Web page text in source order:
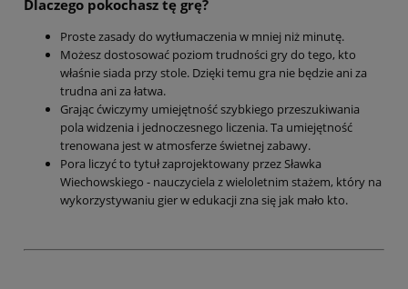
Dlaczego pokochasz tę grę?
Proste zasady do wytłumaczenia w mniej niż minutę.
Możesz dostosować poziom trudności gry do tego, kto
właśnie siada przy stole. Dzięki temu gra nie będzie ani za
trudna ani za łatwa.
Grając ćwiczymy umiejętność szybkiego przeszukiwania
pola widzenia i jednoczesnego liczenia. Ta umiejętność
trenowana jest w atmosferze świetnej zabawy.
Pora liczyć to tytuł zaprojektowany przez Sławka
Wiechowskiego - nauczyciela z wieloletnim stażem, który na
wykorzystywaniu gier w edukacji zna się jak mało kto.